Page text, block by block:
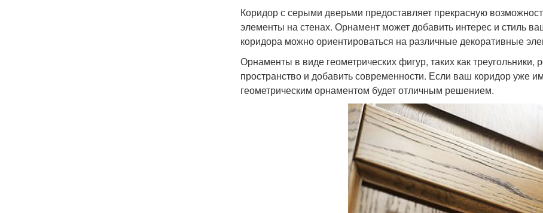
Коридор с серыми дверьми предоставляет прекрасную
элементы на стенах. Орнамент может добавить интерес и стиль
коридора можно ориентироваться на различные декоративные
Орнаменты в виде геометрических фигур, таких как
пространство и добавить современности. Если ваш коридор уже
геометрическим орнаментом будет отличным решением.